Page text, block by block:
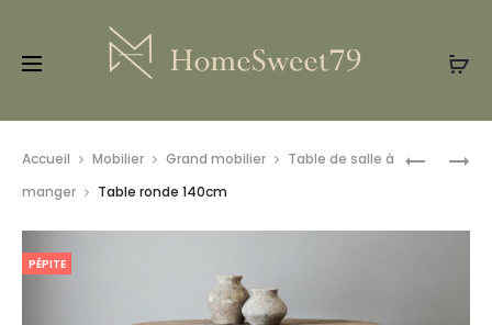
TABLE
TABLE
Accueil Mobilier Grand mobilier
Table de salle à
manger
Table ronde 140cm
PÉPITE